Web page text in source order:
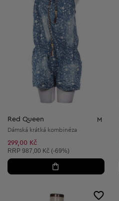
Red Queen M
Dámská krátká kombinéza
299,00 Kč
Doporučená cena:
RRP 987,00 Kč (-69%)